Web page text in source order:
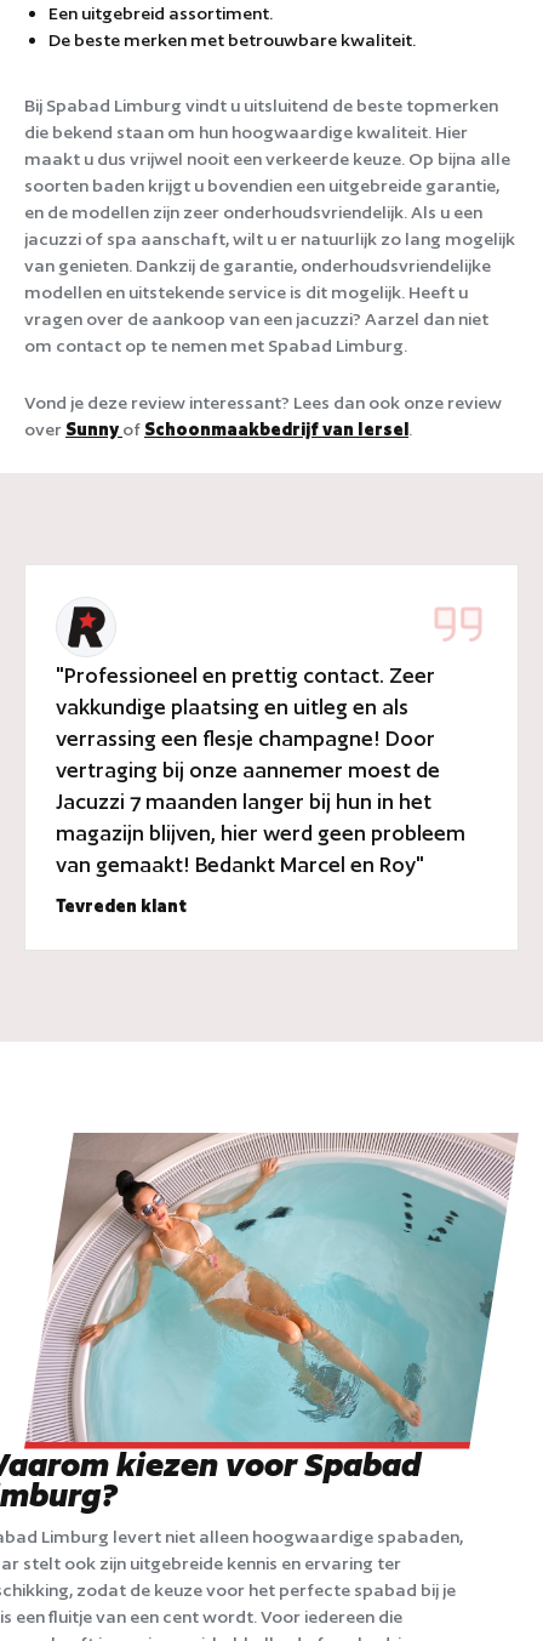
Een uitgebreid assortiment.
De beste merken met betrouwbare kwaliteit.
Bij Spabad Limburg vindt u uitsluitend de beste topmerken
die bekend staan om hun hoogwaardige kwaliteit. Hier
maakt u dus vrijwel nooit een verkeerde keuze. Op bijna alle
soorten baden krijgt u bovendien een uitgebreide garantie,
en de modellen zijn zeer onderhoudsvriendelijk. Als u een
jacuzzi of spa aanschaft, wilt u er natuurlijk zo lang mogelijk
van genieten. Dankzij de garantie, onderhoudsvriendelijke
modellen en uitstekende service is dit mogelijk. Heeft u
vragen over de aankoop van een jacuzzi? Aarzel dan niet
om contact op te nemen met Spabad Limburg.
Vond je deze review interessant? Lees dan ook onze review
over Sunny of Schoonmaakbedrijf van Iersel
"Professioneel en prettig contact. Zeer
vakkundige plaatsing en uitleg en als
verrassing een flesje champagne! Door
vertraging bij onze aannemer moest de
Jacuzzi 7 maanden langer bij hun in het
magazijn blijven, hier werd geen probleem
van gemaakt! Bedankt Marcel en Roy"
Tevreden klant
kiezen voor Spabad
Limburg levert niet alleen hoogwaardige spabaden,
stelt ook zijn uitgebreide kennis en ervaring ter
zodat de keuze voor het perfecte spabad bij je
een fluitje van een cent wordt. Voor iedereen die